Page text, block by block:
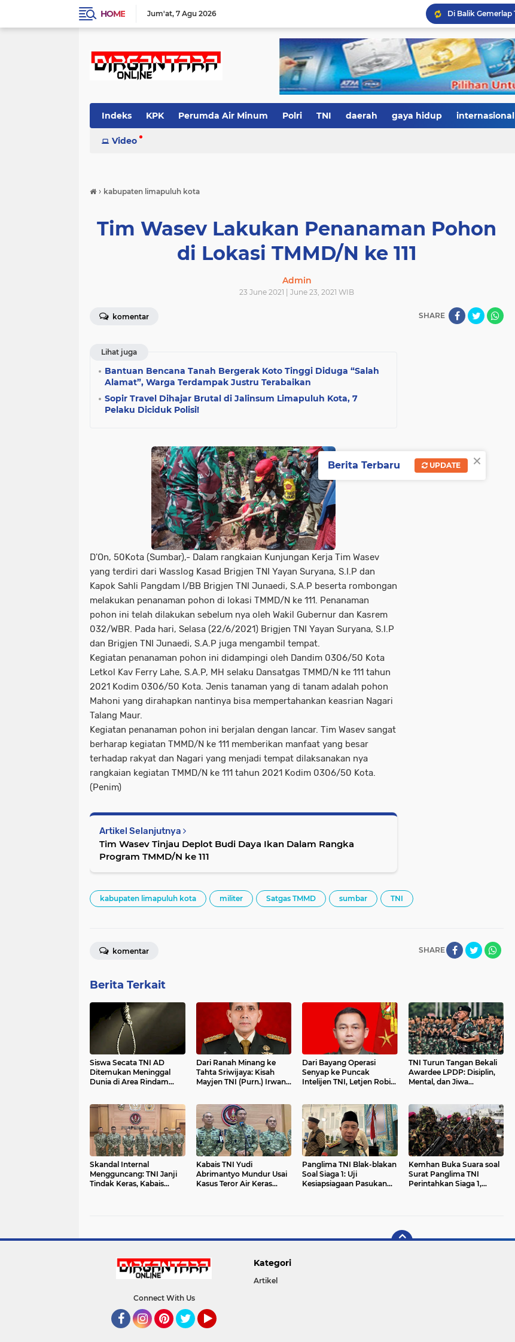
HOME Jum'at 7 Agu 2026
Indeks KPK Perumda Air Minum Polri TNI daerah gaya hidup internasional
Video
› kabupaten limapuluh kota
Tim Wasev Lakukan Penanaman Pohon
di Lokasi TMMD/N ke 111
Admin
23 June 2021 | June 23, 2021 WIB
komentar SHARE
Lihat juga
Bantuan Bencana Tanah Bergerak Koto Tinggi Diduga “Salah
Alamat”, Warga Terdampak Justru Terabaikan
Sopir Travel Dihajar Brutal di Jalinsum Limapuluh Kota, 7
Pelaku Diciduk Polisi!
D'On, 50Kota (Sumbar),- Dalam rangkaian Kunjungan Kerja Tim Wasev
yang terdiri dari Wasslog Kasad Brigjen TNI Yayan Suryana, S.I.P dan
Kapok Sahli Pangdam I/BB Brigjen TNI Junaedi, S.A.P beserta rombongan
melakukan penanaman pohon di lokasi TMMD/N ke 111. Penanaman
pohon ini telah dilakukan sebelum nya oleh Wakil Gubernur dan Kasrem
032/WBR. Pada hari, Selasa (22/6/2021) Brigjen TNI Yayan Suryana, S.I.P
dan Brigjen TNI Junaedi, S.A.P juga mengambil tempat.
Kegiatan penanaman pohon ini didampingi oleh Dandim 0306/50 Kota
Letkol Kav Ferry Lahe, S.A.P, MH selaku Dansatgas TMMD/N ke 111 tahun
2021 Kodim 0306/50 Kota. Jenis tanaman yang di tanam adalah pohon
Mahoni yang dirahapkan nantinya bisa mempertahankan keasrian Nagari
Talang Maur.
Kegiatan penanaman pohon ini berjalan dengan lancar. Tim Wasev sangat
berharap kegiatan TMMD/N ke 111 memberikan manfaat yang besar
terhadap rakyat dan Nagari yang menjadi tempat dilaksanakan nya
rangkaian kegiatan TMMD/N ke 111 tahun 2021 Kodim 0306/50 Kota.
(Penim)
Artikel Selanjutnya
Tim Wasev Tinjau Deplot Budi Daya Ikan Dalam Rangka
Program TMMD/N ke 111
kabupaten limapuluh kota militer Satgas TMMD sumbar TNI
SHARE
komentar
Berita Terkait
Siswa Secata TNI AD
Ditemukan Meninggal
Dunia di Area Rindam
Temukan Tanda
Kekerasan
Dari Ranah Minang ke
Tahta Sriwijaya: Kisah
Mayjen TNI (Purn.) Irwan
Kepemimpinan
Dari Bayang Operasi
Senyap ke Puncak
Intelijen TNI, Letjen Robi
TNI Turun Tangan Bekali
Awardee LPDP: Disiplin,
Mental, dan Jiwa
Skandal Internal
Mengguncang: TNI Janji
Tindak Keras, Kabais
Kabais TNI Yudi
Abrimantyo Mundur Usai
Kasus Teror Air Keras
Panglima TNI Blak-blakan
Soal Siaga 1: Uji
Kesiapsiagaan Pasukan
Kemhan Buka Suara soal
Surat Panglima TNI
Perintahkan Siaga 1,
Connect With Us
Kategori
Artikel
×
Berita Terbaru UPDATE